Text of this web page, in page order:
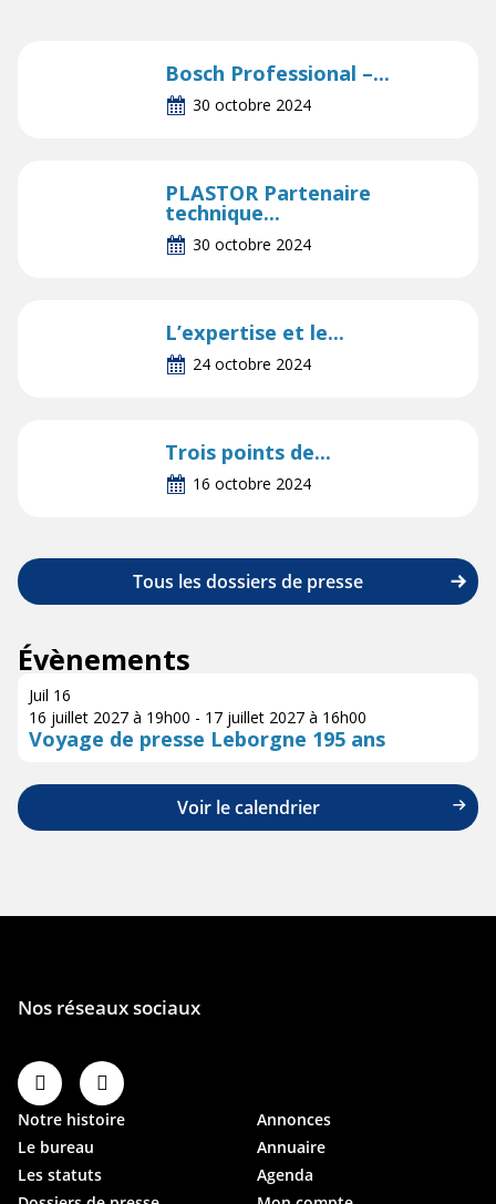
Bosch Professional –...
30 octobre 2024
PLASTOR Partenaire
technique...
30 octobre 2024
L’expertise et le...
24 octobre 2024
Trois points de...
16 octobre 2024
Tous les dossiers de presse
Évènements
Juil 16
16 juillet 2027 à 19h00 - 17 juillet 2027 à 16h00
Voyage de presse Leborgne 195 ans
Voir le calendrier
Notre histoire
Le bureau
Les statuts
Annonces
Annuaire
Agenda